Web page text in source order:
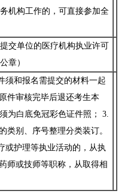
机构工作的，可直接参加全
交单位的医疗机构执业许可
章）
须和报名需提交的材料一起
件审核完毕后退还考生本
为白底免冠彩色证件照； 3.
类别、序号整理分类装订。
或护理等执业活动的，从执
师或技师等职称，从取得相